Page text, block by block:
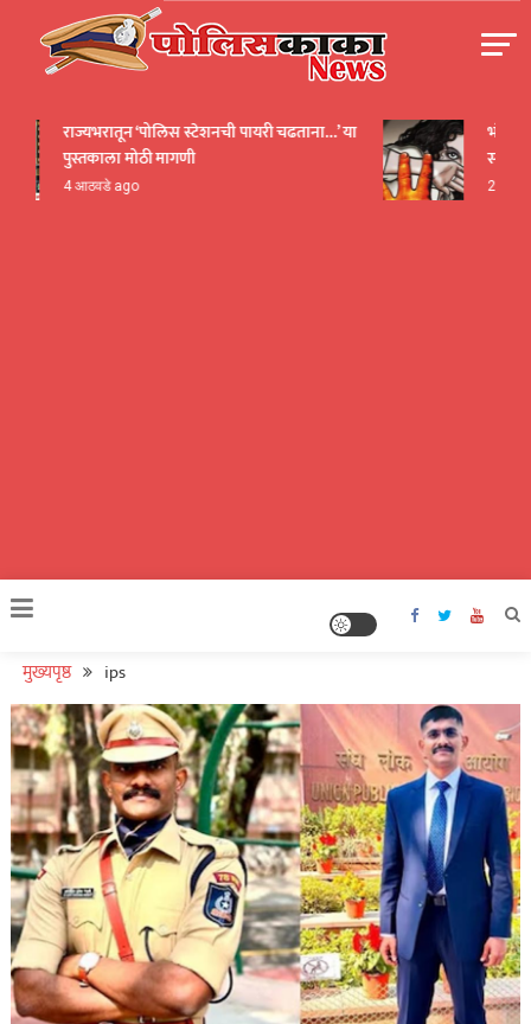
content
राज्यभरातून ‘पोलिस स्टेशनची पायरी चढताना…’ या
पुस्तकाला मोठी मागणी
4 आठवडे ago
भंडारा
सार्वजनिक
23 तास ago
मुख्यपृष्ठ ips